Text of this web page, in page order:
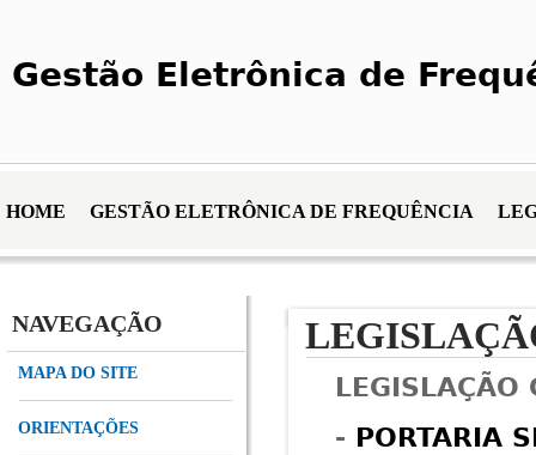
Gestão Eletrônica de
LEGISLAÇÃO
- PORTARIA
HOME GESTÃO ELETRÔNICA DE FREQUÊNCIA
NAVEGAÇÃO
MAPA DO SITE
ORIENTAÇÕES